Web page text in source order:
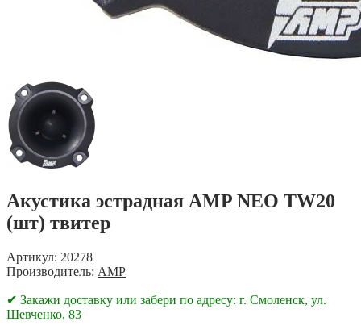
Акустика эстрадная AMP NEO TW20
(шт) твитер
Артикул: 20278
Производитель: AMP
✔ Закажи доставку или забери по адресу: г. Смоленск, ул.
Шевченко, 83